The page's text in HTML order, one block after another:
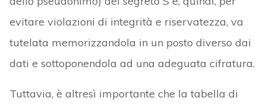
evitare violazioni di integrità e riservatezza, va
tutelata memorizzandola in un posto diverso dai
dati e sottoponendola ad una adeguata cifratura.
Tuttavia, è altresì importante che la tabella di